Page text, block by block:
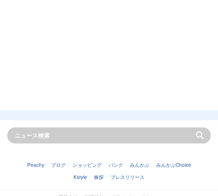
Peachy ブログ ショッピング バンク みんかぶ
みんかぶChoice
Kstyle
株探 プレスリリース